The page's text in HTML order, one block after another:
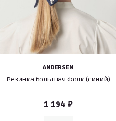
ANDERSEN
Резинка большая Фолк (синий)
1 194 ₽